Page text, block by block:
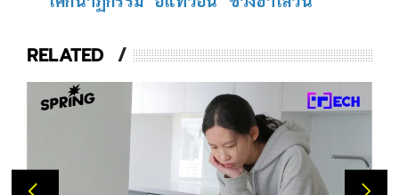
RELATED